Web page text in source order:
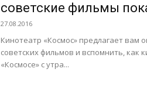
советские фильмы
27.08.2016
Кинотеатр «Космос» предлагает вам
советских фильмов и вспомнить, как
«Космосе» с утра...